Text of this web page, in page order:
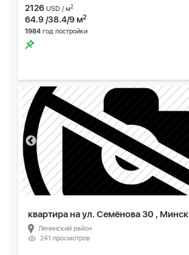
2126 USD / м2
64.9 /38.4/9 м2
1984 год постройки
квартира на ул. Семёнова 30 , Минск
Ленинский район
241 просмотров